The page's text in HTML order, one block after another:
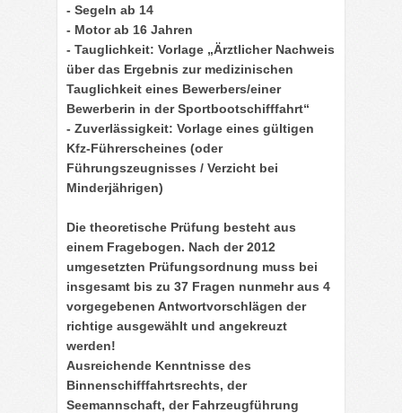
- Segeln ab 14
- Motor ab 16 Jahren
- Tauglichkeit: Vorlage „Ärztlicher Nachweis
über das Ergebnis zur medizinischen
Tauglichkeit eines Bewerbers/einer
Bewerberin in der Sportbootschifffahrt“
- Zuverlässigkeit: Vorlage eines gültigen
Kfz-Führerscheines (oder
Führungszeugnisses / Verzicht bei
Minderjährigen)
Die theoretische Prüfung besteht aus
einem Fragebogen. Nach der 2012
umgesetzten Prüfungsordnung muss bei
insgesamt bis zu 37 Fragen nunmehr aus 4
vorgegebenen Antwortvorschlägen der
richtige ausgewählt und angekreuzt
werden!
Ausreichende Kenntnisse des
Binnenschifffahrtsrechts, der
Seemannschaft, der Fahrzeugführung